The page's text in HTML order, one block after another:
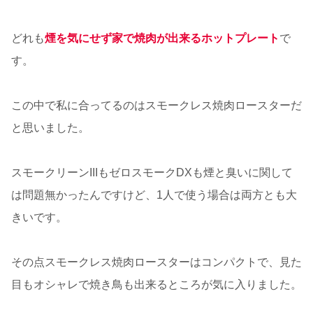
どれも煙を気にせず家で焼肉が出来るホットプレート で
す。
この中で私に合ってるのはスモークレス焼肉ロースターだ
と思いました。
スモークリーンIIIもゼロスモークDXも煙と臭いに関して
は問題無かったんですけど、1人で使う場合は両方とも大
きいです。
その点スモークレス焼肉ロースターはコンパクトで、見た
目もオシャレで焼き鳥も出来るところが気に入りました。